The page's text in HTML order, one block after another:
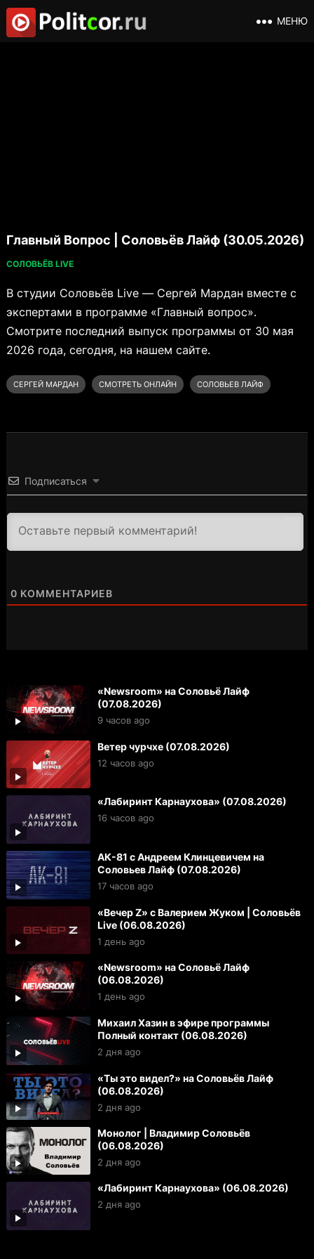
МЕНЮ
Главный Вопрос | Соловьёв Лайф (30.05.2026)
СОЛОВЬЁВ LIVE
В студии Соловьёв Live — Сергей Мардан вместе с
экспертами в программе «Главный вопрос».
Смотрите последний выпуск программы от 30 мая
2026 года, сегодня, на нашем сайте.
СЕРГЕЙ МАРДАН СМОТРЕТЬ ОНЛАЙН СОЛОВЬЕВ ЛАЙФ
Подписаться
0 КОММЕНТАРИЕВ
«Newsroom» на Соловьё Лайф
(07.08.2026)
9 часов ago
Ветер чурчхе (07.08.2026)
12 часов ago
«Лабиринт Карнаухова» (07.08.2026)
16 часов ago
АК-81 с Андреем Клинцевичем на
Соловьев Лайф (07.08.2026)
17 часов ago
«Вечер Z» с Валерием Жуком | Соловьёв
Live (06.08.2026)
1 день ago
«Newsroom» на Соловьё Лайф
(06.08.2026)
1 день ago
Михаил Хазин в эфире программы
Полный контакт (06.08.2026)
2 дня ago
«Ты это видел?» на Соловьёв Лайф
(06.08.2026)
2 дня ago
Монолог | Владимир Соловьёв
(06.08.2026)
2 дня ago
«Лабиринт Карнаухова» (06.08.2026)
2 дня ago